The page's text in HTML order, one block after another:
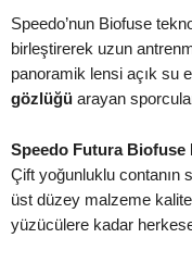
Speedo’nun Biofuse
birleştirerek uzun
panoramik lensi açık su
gözlüğü arayan
Speedo Futura Biofuse
Çift yoğunluklu contanın
üst düzey malzeme
yüzücülere kadar